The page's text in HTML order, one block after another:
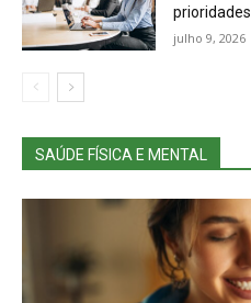
prioridades
julho 9, 2026
SAÚDE FÍSICA E MENTAL